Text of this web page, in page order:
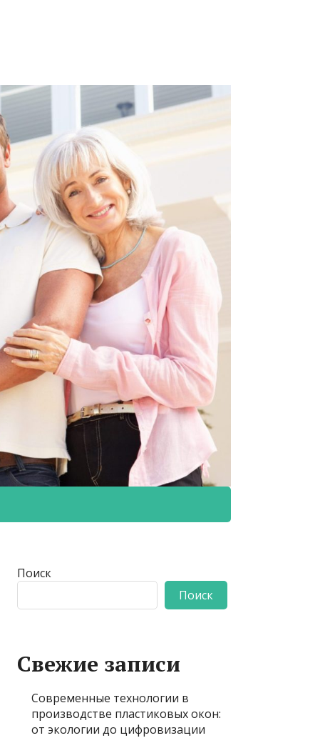
Поиск
Поиск
Свежие записи
Современные технологии в
производстве пластиковых окон:
от экологии до цифровизации